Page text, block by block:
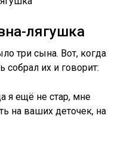
лягушка
три сына. Вот, когда
собрал их и говорит:
я ещё не стар, мне
на ваших деточек, на